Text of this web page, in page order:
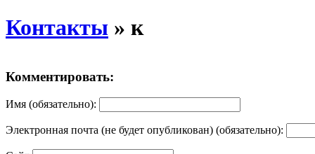
Контакты » к
Комментировать:
Имя (обязательно):
Электронная почта (не будет опубликован) (обязательно):